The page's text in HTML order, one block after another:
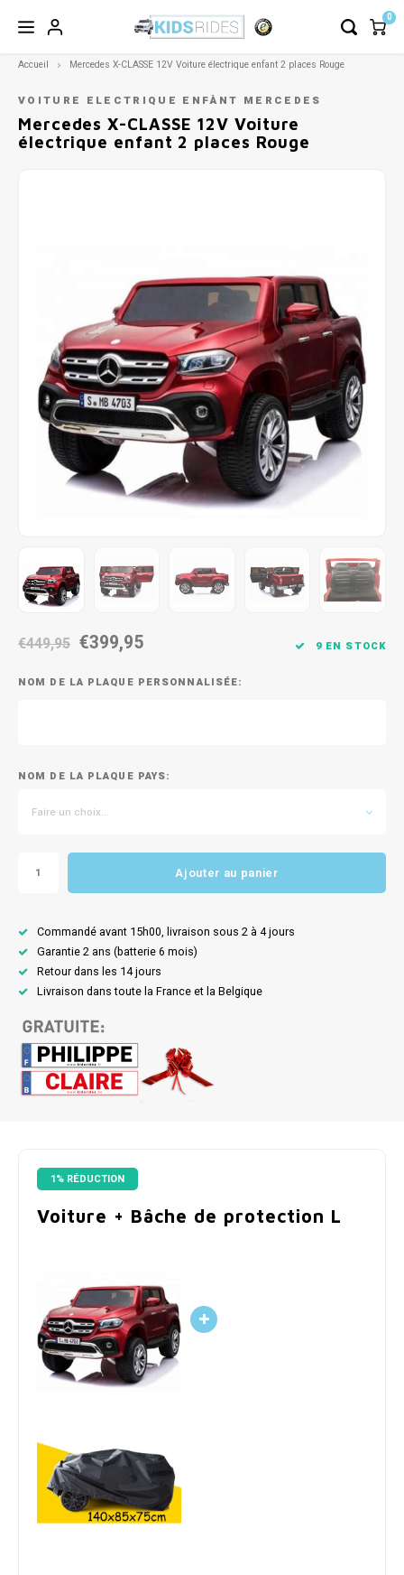
0
Accueil Mercedes X-CLASSE 12V Voiture électrique enfant 2 places Rouge
VOITURE ELECTRIQUE ENFÀNT MERCEDES
Mercedes X-CLASSE 12V Voiture
électrique enfant 2 places Rouge
€449,95 €399,95 9 EN STOCK
NOM DE LA PLAQUE PERSONNALISÉE:
NOM DE LA PLAQUE PAYS:
Faire un choix...
Ajouter au panier
Commandé avant 15h00, livraison sous 2 à 4 jours
Garantie 2 ans (batterie 6 mois)
Retour dans les 14 jours
Livraison dans toute la France et la Belgique
1% RÉDUCTION
Voiture + Bâche de protection L